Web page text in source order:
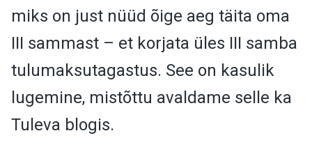
miks on just nüüd õige aeg täita oma
III sammast – et korjata üles III samba
tulumaksutagastus. See on kasulik
lugemine, mistõttu avaldame selle ka
Tuleva blogis.